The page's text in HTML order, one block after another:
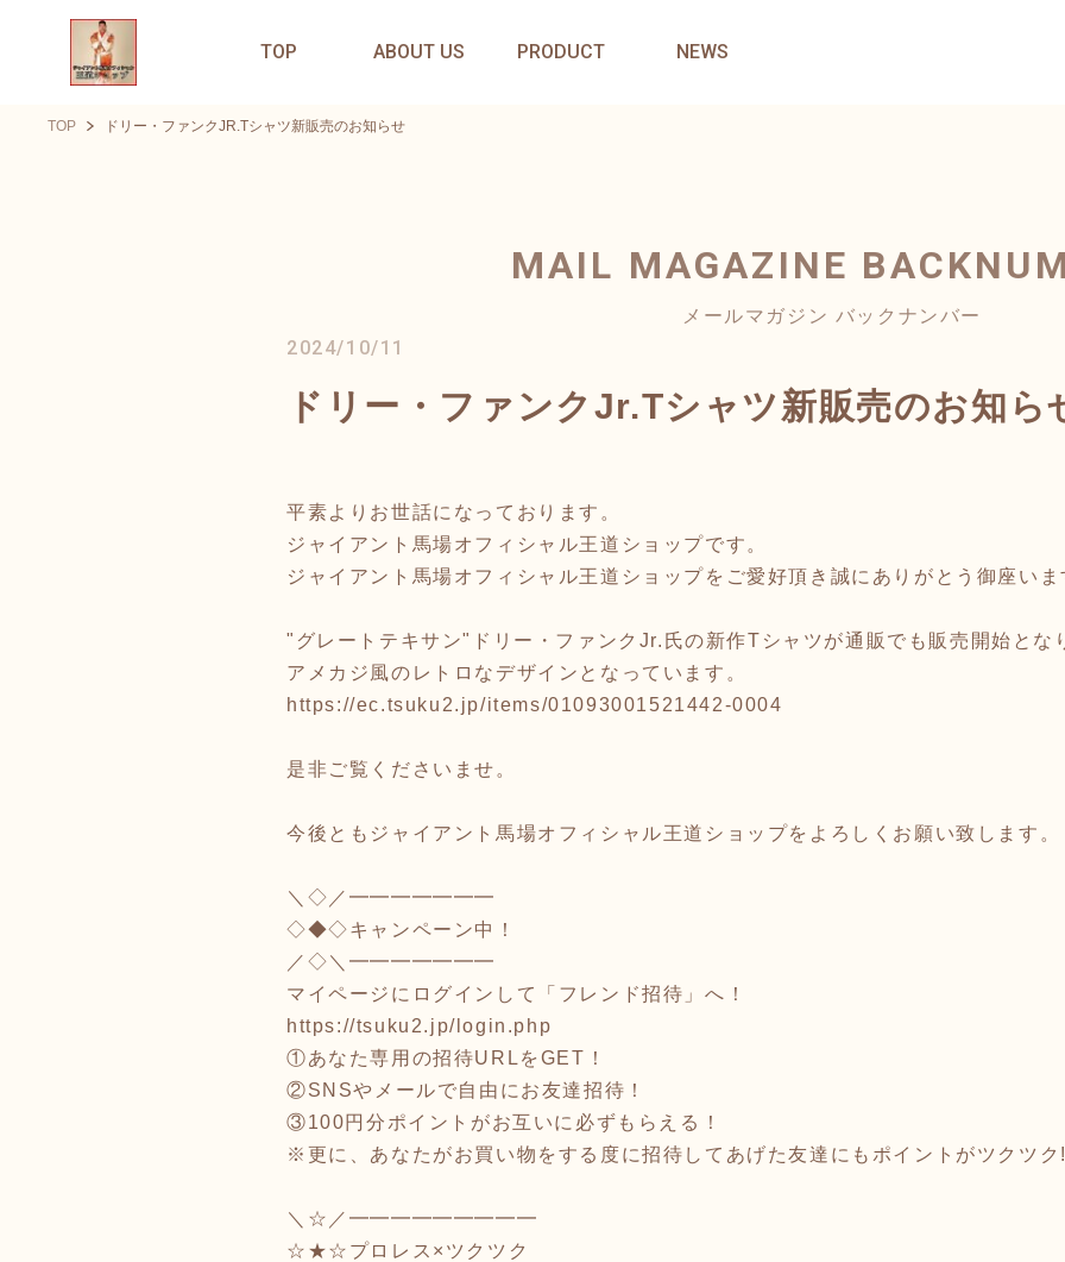
TOP ABOUT US PRODUCT NEWS
TOP ドリー・ファンクJR.Tシャツ新販売のお知らせ
MAIL MAGAZINE
メールマガジン バックナンバー
2024/10/11
ドリー・ファンクJr.Tシャツ新販売のお知ら
平素よりお世話になっております。
ジャイアント馬場オフィシャル王道ショップです。
ジャイアント馬場オフィシャル王道ショップをご愛好頂き誠にありがとう御座いま
"グレートテキサン"ドリー・ファンクJr.氏の新作Tシャツが通販でも販売開始とな
アメカジ風のレトロなデザインとなっています。
https://ec.tsuku2.jp/items/01093001521442-0004
是非ご覧くださいませ。
今後ともジャイアント馬場オフィシャル王道ショップをよろしくお願い致します。
＼◇／━━━━━━━
◇◆◇キャンペーン中！
／◇＼━━━━━━━
マイページにログインして「フレンド招待」へ！
https://tsuku2.jp/login.php
①あなた専用の招待URLをGET！
②SNSやメールで自由にお友達招待！
③100円分ポイントがお互いに必ずもらえる！
※更に、あなたがお買い物をする度に招待してあげた友達にもポイントがツクツ
＼☆／━━━━━━━━━
☆★☆プロレス×ツクツク